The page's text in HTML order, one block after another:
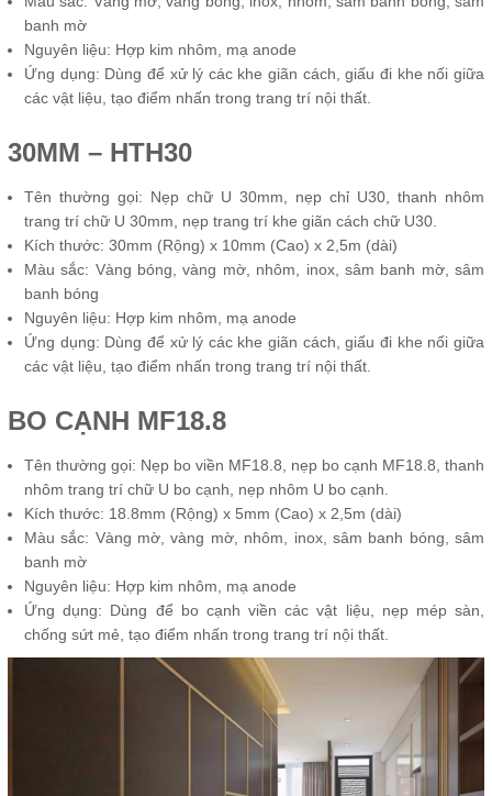
banh mờ
Nguyên liệu: Hợp kim nhôm, mạ anode
Ứng dụng: Dùng để xử lý các khe giãn cách, giấu đi khe nối giữa
các vật liệu, tạo điểm nhấn trong trang trí nội thất.
30MM – HTH30
Tên thường gọi: Nẹp chữ U 30mm, nẹp chỉ U30, thanh nhôm
trang trí chữ U 30mm, nẹp trang trí khe giãn cách chữ U30.
Kích thước: 30mm (Rộng) x 10mm (Cao) x 2,5m (dài)
Màu sắc: Vàng bóng, vàng mờ, nhôm, inox, sâm banh mờ, sâm
banh bóng
Nguyên liệu: Hợp kim nhôm, mạ anode
Ứng dụng: Dùng để xử lý các khe giãn cách, giấu đi khe nối giữa
các vật liệu, tạo điểm nhấn trong trang trí nội thất.
BO CẠNH MF18.8
Tên thường gọi: Nẹp bo viền MF18.8, nẹp bo cạnh MF18.8, thanh
nhôm trang trí chữ U bo cạnh, nẹp nhôm U bo cạnh.
Kích thước: 18.8mm (Rộng) x 5mm (Cao) x 2,5m (dài)
Màu sắc: Vàng mờ, vàng mờ, nhôm, inox, sâm banh bóng, sâm
banh mờ
Nguyên liệu: Hợp kim nhôm, mạ anode
Ứng dụng: Dùng để bo cạnh viền các vật liệu, nẹp mép sàn,
chống sứt mẻ, tạo điểm nhấn trong trang trí nội thất.